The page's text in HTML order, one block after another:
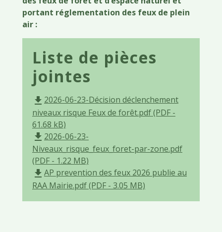
portant réglementation des feux de plein
air :
Liste de pièces
jointes
file_download 2026-06-23-Décision déclenchement
niveaux risque Feux de forêt.pdf (PDF -
61.68 kB)
file_download 2026-06-23-
Niveaux_risque_feux_foret-par-zone.pdf
(PDF - 1.22 MB)
file_download AP prevention des feux 2026 publie au
RAA Mairie.pdf (PDF - 3.05 MB)